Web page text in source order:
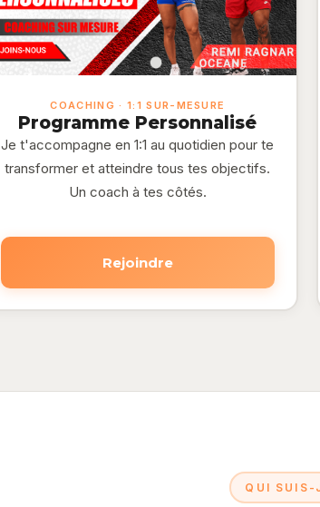
COACHING · 1:1 SUR-MESURE
Programme Personnalisé
Je t'accompagne en 1:1 au quotidien pour te
transformer et atteindre tous tes objectifs.
Un coach à tes côtés.
Rejoindre
QUI SUIS-